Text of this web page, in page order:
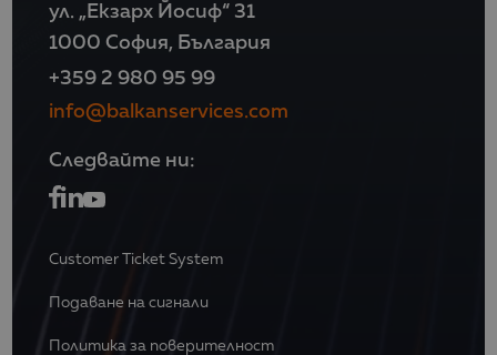
ул. „Екзарх Йосиф“ 31
1000 София, България
+359 2 980 95 99
info@balkanservices.com
Следвайте ни:
Customer Ticket System
Подаване на сигнали
Политика за поверителност